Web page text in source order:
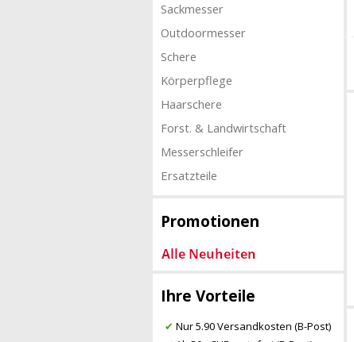
Sackmesser
Outdoormesser
Schere
Körperpflege
Haarschere
Forst. & Landwirtschaft
Messerschleifer
Ersatzteile
Promotionen
Ihre Vorteile
✔ Nur 5.90 Versandkosten (B-Post)